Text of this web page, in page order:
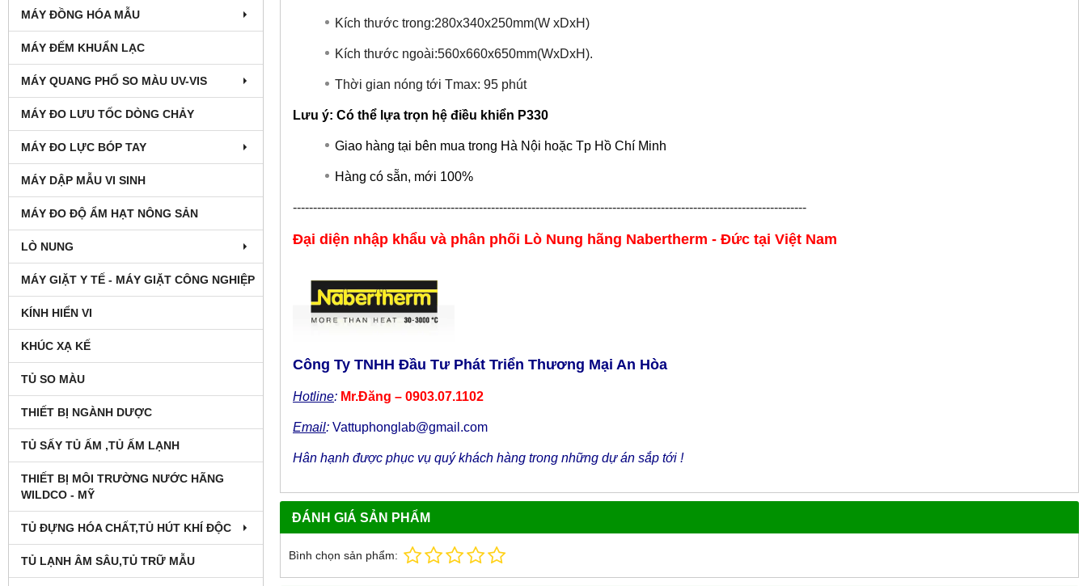
MÁY ĐỒNG HÓA MẪU
MÁY ĐẾM KHUẨN LẠC
MÁY QUANG PHỔ SO MÀU UV-VIS
MÁY ĐO LƯU TỐC DÒNG CHẢY
MÁY ĐO LỰC BÓP TAY
MÁY DẬP MẪU VI SINH
MÁY ĐO ĐỘ ẨM HẠT NÔNG SẢN
LÒ NUNG
MÁY GIẶT Y TẾ - MÁY GIẶT CÔNG NGHIỆP
KÍNH HIỂN VI
KHÚC XẠ KẾ
TỦ SO MÀU
THIẾT BỊ NGÀNH DƯỢC
TỦ SẤY TỦ ẤM ,TỦ ẤM LẠNH
THIẾT BỊ MÔI TRƯỜNG NƯỚC HÃNG
WILDCO - MỸ
TỦ ĐỰNG HÓA CHẤT,TỦ HÚT KHÍ ĐỘC
TỦ LẠNH ÂM SÂU,TỦ TRỮ MẪU
Kích thước trong:280x340x250mm(W xDxH)
Kích thước ngoài:560x660x650mm(WxDxH).
Thời gian nóng tới Tmax: 95 phút
Lưu ý: Có thể lựa trọn hệ điều khiển P330
Giao hàng tại bên mua trong Hà Nội hoặc Tp Hồ Chí Minh
Hàng có sẵn, mới 100%
-------------------------------------------------------------------------------------------------------------------------------
Đại diện nhập khẩu và phân phối Lò Nung hãng Nabertherm - Đức tại Việt Nam
Công Ty TNHH Đầu Tư Phát Triển Thương Mại An Hòa
Hotline: Mr.Đăng – 0903.07.1102
Email: Vattuphonglab@gmail.com
Hân hạnh được phục vụ quý khách hàng trong những dự án sắp tới !
ĐÁNH GIÁ SẢN PHẨM
Bình chọn sản phẩm: